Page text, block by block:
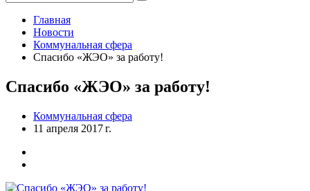
Главная
Новости
Коммунальная сфера
Спасибо «ЖЭО» за работу!
Спасибо «ЖЭО» за работу!
Коммунальная сфера
11 апреля 2017 г.